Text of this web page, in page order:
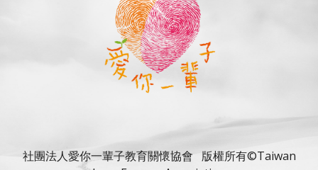
社團法人愛你一輩子教育關懷協會 版權所有©Taiwan